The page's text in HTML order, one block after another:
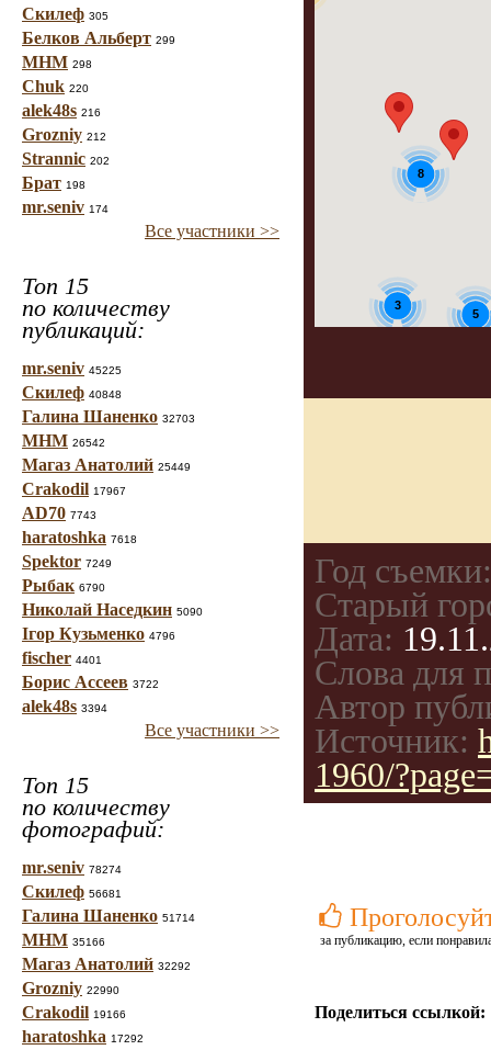
Скилеф 305
Белков Альберт 299
МНМ 298
Chuk 220
alek48s 216
Grozniy 212
Strannic 202
Брат 198
mr.seniv 174
Все участники >>
Топ 15
по количеству
публикаций:
mr.seniv 45225
Скилеф 40848
Галина Шаненко 32703
МНМ 26542
Магаз Анатолий 25449
Crakodil 17967
AD70 7743
haratoshka 7618
Spektor 7249
Рыбак 6790
Николай Наседкин 5090
Ігор Кузьменко 4796
fischer 4401
Борис Ассеев 3722
alek48s 3394
Все участники >>
Топ 15
по количеству
фотографий:
mr.seniv 78274
Скилеф 56681
Галина Шаненко 51714
МНМ 35166
Магаз Анатолий 32292
Grozniy 22990
Crakodil 19166
haratoshka 17292
8
5
3
Год съемки:
Старый
Дата:
Слова для
Автор
Источник:
1960/
за публикацию, если
Поделиться ссылкой: